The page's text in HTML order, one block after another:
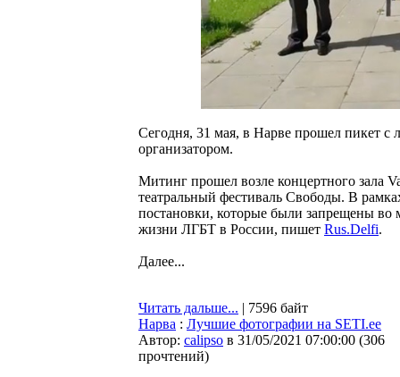
Сегодня, 31 мая, в Нарве прошел пикет
организатором.
Митинг прошел возле концертного зала
театральный фестиваль Свободы. В
постановки, которые были запрещены во
жизни ЛГБТ в России, пишет Rus.Delfi.
Далее...
Читать дальше... | 7596 байт
Нарва : Лучшие фотографии на SETI.ee
Автор: calipso в 31/05/2021 07:00:00 (306
прочтений)